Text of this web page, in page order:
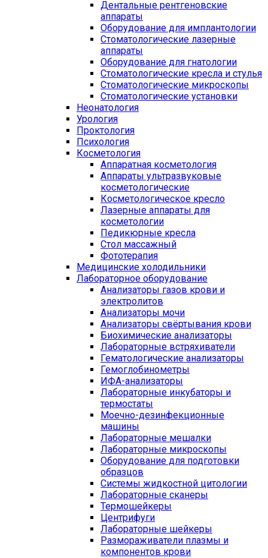
Дентальные рентгеновские
аппараты
Оборудование для имплантологии
Стоматологические лазерные
аппараты
Оборудование для гнатологии
Стоматологические кресла и стулья
Стоматологические микроскопы
Стоматологические установки
Неонатология
Урология
Проктология
Психология
Косметология
Аппаратная косметология
Аппараты ультразвуковые
косметологические
Косметологическое кресло
Лазерные аппараты для
косметологии
Педикюрные кресла
Стол массажный
Фототерапия
Медицинские холодильники
Лабораторное оборудование
Анализаторы газов крови и
электролитов
Анализаторы мочи
Анализаторы свёртывания крови
Биохимические анализаторы
Лабораторные встряхиватели
Гематологические анализаторы
Гемоглобинометры
ИФА-анализаторы
Лабораторные инкубаторы и
термостаты
Моечно-дезинфекционные
машины
Лабораторные мешалки
Лабораторные микроскопы
Оборудование для подготовки
образцов
Системы жидкостной цитологии
Лабораторные сканеры
Термошейкеры
Центрифуги
Лабораторные шейкеры
Размораживатели плазмы и
компонентов крови